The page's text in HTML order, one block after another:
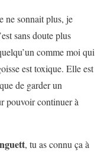
ne sonnait plus, je
sans doute plus
comme moi qui
est toxique. Elle est
de garder un
pouvoir continuer à
, tu as connu ça à